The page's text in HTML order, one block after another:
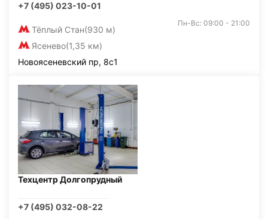
+7 (495) 023-10-01
Тёплый Стан(930 м)
Ясенево(1,35 км)
Пн-Вс: 09:00 - 21:00
Новоясеневский пр, 8с1
Техцентр Долгопрудный
+7 (495) 032-08-22